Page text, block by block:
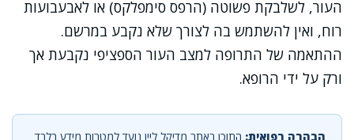
העור, לשלבקת פשוטה (הרפס סימפלקס) או לאבעבועות
רוח, ואין להשתמש בה לצורך שלא נקבע במרשם.
ההתאמה של התרופה למצב העור הספציפי נקבעת אך
ורק על ידי הרופא.
הבהרה רפואית: התוכן באתר מדיקל ליין נועד למטרות מידע בלבד